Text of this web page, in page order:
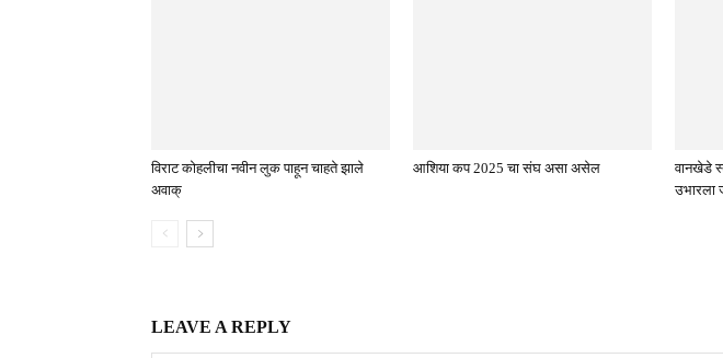
विराट कोहलीचा नवीन लुक पाहून चाहते झाले
अवाक्
आशिया कप 2025 चा संघ असा असेल
वानखेडे
उभारला
LEAVE A REPLY